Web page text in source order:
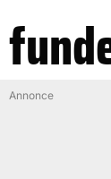
Annonce